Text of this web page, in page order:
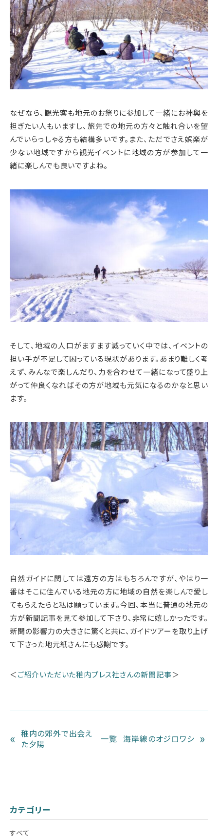
なぜなら、観光客も地元のお祭りに参加して一緒にお神輿を
担ぎたい人もいますし、旅先での地元の方々と触れ合いを望
んでいらっしゃる方も結構多いです。また、ただでさえ娯楽が
少ない地域ですから観光イベントに地域の方が参加して一
緒に楽しんでも良いですよね。
そして、地域の人口がますます減っていく中では、イベントの
担い手が不足して困っている現状があります。あまり難しく考
えず、みんなで楽しんだり、力を合わせて一緒になって盛り上
がって仲良くなればその方が地域も元気になるのかなと思い
ます。
自然ガイドに関しては遠方の方はもちろんですが、やはり一
番はそこに住んでいる地元の方に地域の自然を楽しんで愛し
てもらえたらと私は願っています。今回、本当に普通の地元の
方が新聞記事を見て参加して下さり、非常に嬉しかったです。
新聞の影響力の大きさに驚くと共に、ガイドツアーを取り上げ
て下さった地元紙さんにも感謝です。
＜ ご紹介いただいた稚内プレス社さんの新聞記事＞
«
稚内の郊外で出会え
た夕陽
一覧 海岸線のオジロワシ »
カテゴリー
すべて